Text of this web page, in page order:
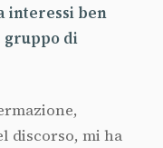
interessi ben
di
discorso, mi ha